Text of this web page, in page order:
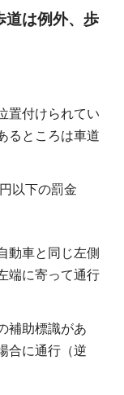
は例外、歩
付けられてい
るところは車道
以下の罰金
動車と同じ左側
端に寄って通行
助標識があ
合に通行（逆